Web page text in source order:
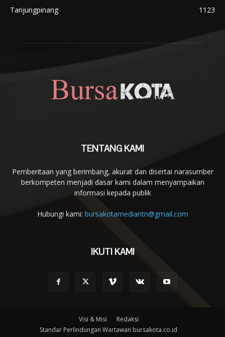
Tanjungpinang
1123
TENTANG KAMI
Pemberitaan yang berimbang, akurat dan disertai narasumber
berkompeten menjadi dasar kami dalam menyampaikan
informasi kepada publik
Hubungi kami: bursakotamediantn@gmail.com
IKUTI KAMI
Visi & Misi
Redaksi
Standar Perlindungan Wartawan bursakota.co.id